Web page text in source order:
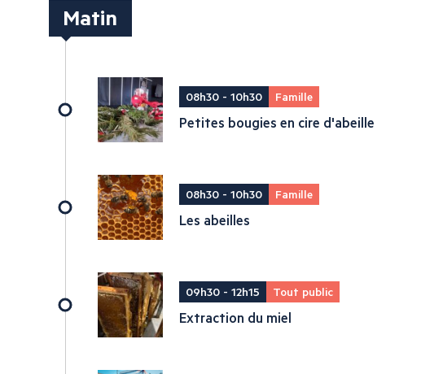
Matin
08h30 - 10h30 Famille
Petites bougies en cire d'abeille
08h30 - 10h30 Famille
Les abeilles
09h30 - 12h15 Tout public
Extraction du miel